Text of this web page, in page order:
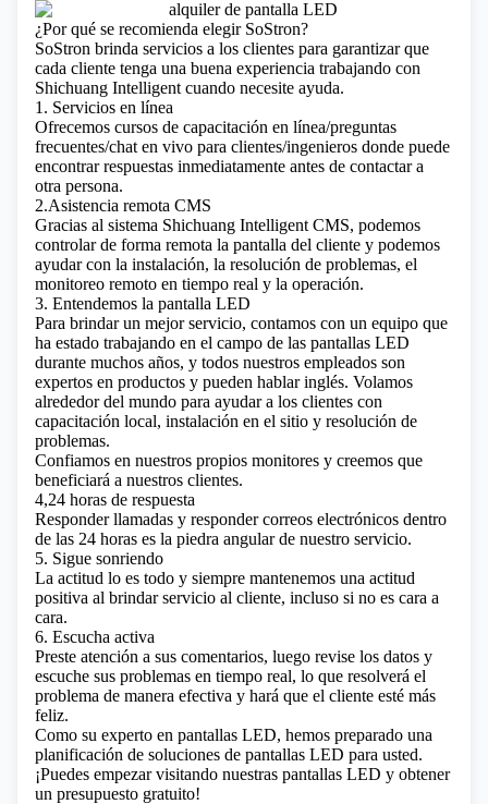
¿Por qué se recomienda elegir SoStron?
SoStron brinda servicios a los clientes para garantizar que
cada cliente tenga una buena experiencia trabajando con
Shichuang Intelligent cuando necesite ayuda.
1. Servicios en línea
Ofrecemos cursos de capacitación en línea/preguntas
frecuentes/chat en vivo para clientes/ingenieros donde puede
encontrar respuestas inmediatamente antes de contactar a
otra persona.
2.Asistencia remota CMS
Gracias al sistema Shichuang Intelligent CMS, podemos
controlar de forma remota la pantalla del cliente y podemos
ayudar con la instalación, la resolución de problemas, el
monitoreo remoto en tiempo real y la operación.
3. Entendemos la pantalla LED
Para brindar un mejor servicio, contamos con un equipo que
ha estado trabajando en el campo de las pantallas LED
durante muchos años, y todos nuestros empleados son
expertos en productos y pueden hablar inglés. Volamos
alrededor del mundo para ayudar a los clientes con
capacitación local, instalación en el sitio y resolución de
problemas.
Confiamos en nuestros propios monitores y creemos que
beneficiará a nuestros clientes.
4,24 horas de respuesta
Responder llamadas y responder correos electrónicos dentro
de las 24 horas es la piedra angular de nuestro servicio.
5. Sigue sonriendo
La actitud lo es todo y siempre mantenemos una actitud
positiva al brindar servicio al cliente, incluso si no es cara a
cara.
6. Escucha activa
Preste atención a sus comentarios, luego revise los datos y
escuche sus problemas en tiempo real, lo que resolverá el
problema de manera efectiva y hará que el cliente esté más
feliz.
Como su experto en pantallas LED, hemos preparado una
planificación de soluciones de pantallas LED para usted.
¡Puedes empezar visitando nuestras pantallas LED y obtener
un presupuesto gratuito!